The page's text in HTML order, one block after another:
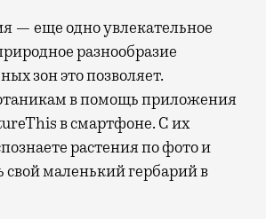
— еще одно увлекательное
разнообразие
зон это позволяет.
в помощь приложения
в смартфоне. С их
растения по фото и
свой маленький гербарий в